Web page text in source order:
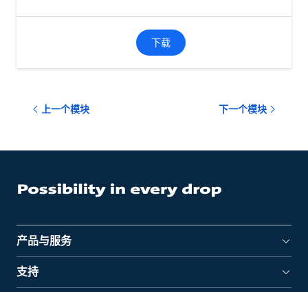
下载
上一个模块 下一个模块
产品与服务
支持